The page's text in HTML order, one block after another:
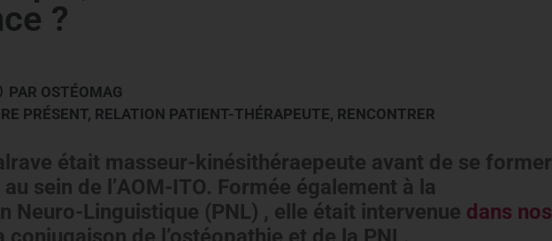
?
PAR OSTÉOMAG
PRÉSENT, RELATION PATIENT-THÉRAPEUTE, RENCONTRER
était masseur-kinésithéraepeute avant de se former
sein de l’AOM-ITO. Formée également à la
Neuro-Linguistique (PNL) , elle était intervenue dans nos